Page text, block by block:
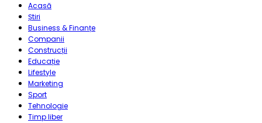
Acasă
Știri
Business & Finanțe
Companii
Construcții
Educație
Lifestyle
Marketing
Sport
Tehnologie
Timp liber